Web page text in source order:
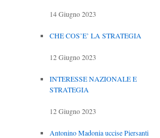
14 Giugno 2023
CHE COS’E’ LA STRATEGIA
12 Giugno 2023
INTERESSE NAZIONALE E
STRATEGIA
12 Giugno 2023
Antonino Madonia uccise Piersanti